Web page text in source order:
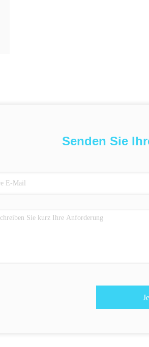
Senden Sie